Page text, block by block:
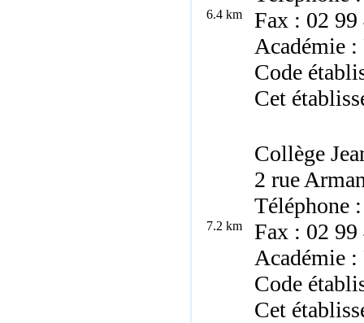
6.4 km
Fax : 02 99
Académie :
Code
Cet
7.2 km
Collège
2 rue
Téléphone
Fax : 02 99
Académie :
Code
Cet